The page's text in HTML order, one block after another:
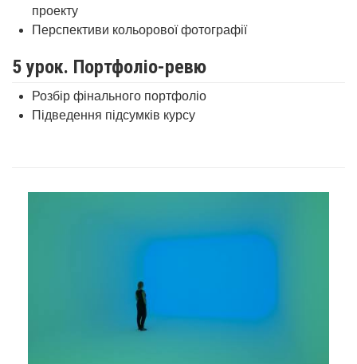
проекту
Перспективи кольорової фотографії
5 урок. Портфоліо-ревю
Розбір фінального портфоліо
Підведення підсумків курсу